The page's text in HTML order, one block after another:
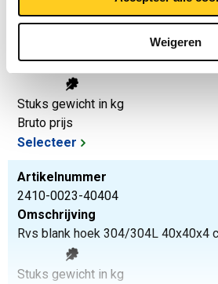
Weigeren
2410-0023-30303
Rvs blank hoek 304/304L 30x30x3
Stuks gewicht in kg
Bruto prijs
Selecteer
Artikelnummer
2410-0023-40404
Omschrijving
Rvs blank hoek 304/304L 40x40x4
Stuks gewicht in kg